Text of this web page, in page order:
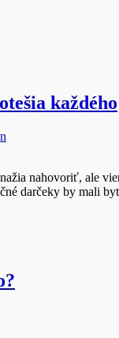
každého
nahovoriť, ale
darčeky by mali